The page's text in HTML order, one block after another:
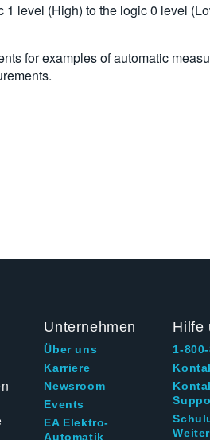
level (High) to the logic 0 level
for examples of automatic
Unternehmen
Über uns
Karriere
Newsroom
Events
EA Elektro-
Automatik
Hilfe
1-